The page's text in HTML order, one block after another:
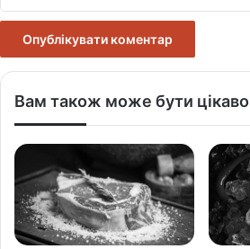
Вам також може бути цікаво